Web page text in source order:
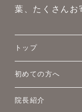
葉、たくさんお
トップ
初めての方へ
院長紹介